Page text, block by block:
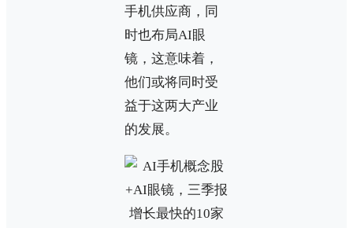
手机供应商，同
时也布局AI眼
镜，这意味着，
他们或将同时受
益于这两大产业
的发展。